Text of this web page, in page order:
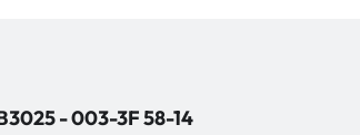
- 003-3F 58-14